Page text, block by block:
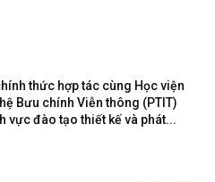
thức hợp tác cùng Học viện
Bưu chính Viễn thông (PTIT)
vực đào tạo thiết kế và phát...